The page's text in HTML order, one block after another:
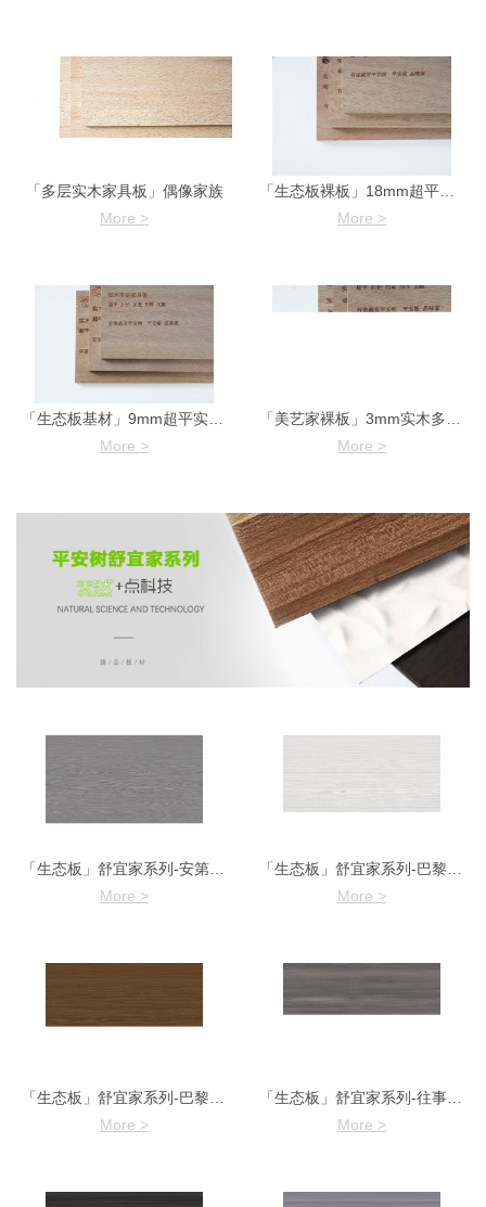
「多层实木家具板」偶像家族
More >
More >
More >
More >
「生态板」舒宜家系列-安第斯橡木
More >
「生态板」舒宜家系列-巴黎研资7965
More >
More >
More >